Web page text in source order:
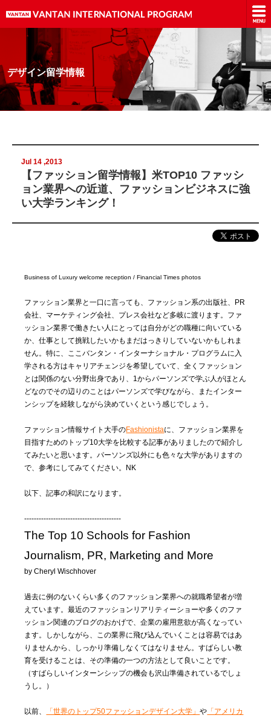
デザイン留学情報
Jul 14 ,2013
【ファッション留学情報】米TOP10 ファッシ
ョン業界への近道、ファッションビジネスに強
い大学ランキング！
Business of Luxury welcome reception / Financial Times photos
ファッション業界と一口に言っても、ファッション系の出版社、PR
会社、マーケティング会社、プレス会社など多岐に渡ります。ファ
ッション業界で働きたい人にとっては自分がどの職種に向いている
か、仕事として挑戦したいかもまだはっきりしていないかもしれま
せん。特に、ここバンタン・インターナショナル・プログラムに入
学される方はキャリアチェンジを希望していて、全くファッション
とは関係のない分野出身であり、1からパーソンズで学ぶ人がほとん
どなのでその辺りのことはパーソンズで学びながら、またインター
ンシップを経験しながら決めていくという感じでしょう。
ファッション情報サイト大手のFashionistaに、ファッション業界を
目指すためのトップ10大学を比較する記事がありましたので紹介し
てみたいと思います。パーソンズ以外にも色々な大学がありますの
で、参考にしてみてください。NK
以下、記事の和訳になります。
----------------------------------------
The Top 10 Schools for Fashion
Journalism, PR, Marketing and More
by Cheryl Wischhover
過去に例のないくらい多くのファッション業界への就職希望者が増
えています。最近のファッションリアリティーショーや多くのファ
ッション関連のブログのおかげで、企業の雇用意欲が高くなってい
ます。しかしながら、この業界に飛び込んでいくことは容易ではあ
りませんから、しっかり準備しなくてはなりません。すばらしい教
育を受けることは、その準備の一つの方法として良いことです。
（すばらしいインターンシップの機会も沢山準備されているでしょ
うし。）
以前、 「世界のトップ50ファッションデザイン大学」や 「アメリカ